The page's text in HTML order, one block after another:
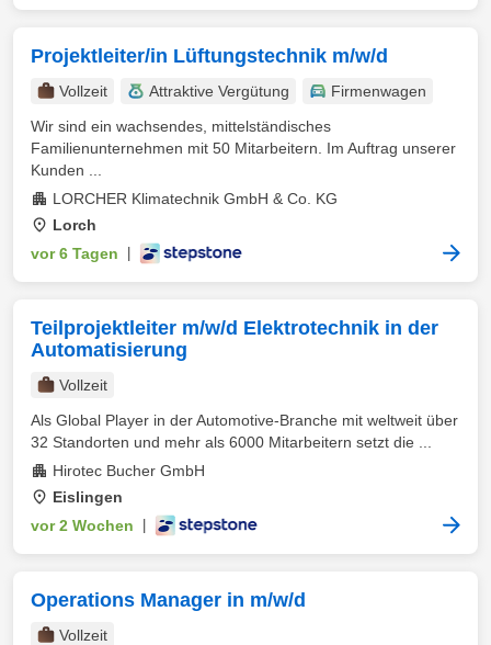
Projektleiter/in Lüftungstechnik m/w/d
Vollzeit Attraktive Vergütung
Firmenwagen
Wir sind ein wachsendes, mittelständisches
Familienunternehmen mit 50 Mitarbeitern. Im Auftrag unserer
Kunden ...
LORCHER Klimatechnik GmbH & Co. KG
Lorch
vor 6 Tagen
Teilprojektleiter m/w/d Elektrotechnik in der
Automatisierung
Vollzeit
Als Global Player in der Automotive-Branche mit weltweit über
32 Standorten und mehr als 6000 Mitarbeitern setzt die ...
Hirotec Bucher GmbH
Eislingen
vor 2 Wochen
Operations Manager in m/w/d
Vollzeit